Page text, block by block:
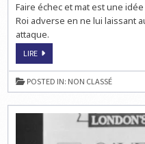
Faire échec et mat est une idée
Roi adverse en ne lui laissant
attaque.
LIRETROUVEZ
ÉCHECS
ET
MAT
EN
POSTED IN: NON CLASSÉ